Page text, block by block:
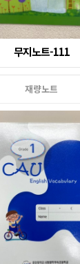
무지노트-111
재량노트